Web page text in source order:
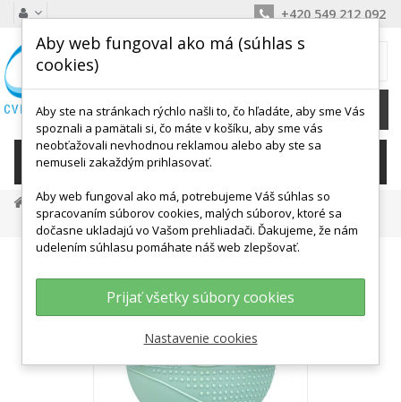
+420 549 212 092
KATEGÓRIE
Posilňovanie A Fitness
Činky A Závažia
Medicinálne Lopty
Toning Ball 1 Kg - 10 Cm
Aby web fungoval ako má (súhlas s
cookies)
Aby ste na stránkach rýchlo našli to, čo hľadáte, aby sme Vás
spoznali a pamätali si, čo máte v košíku, aby sme vás
neobťažovali nevhodnou reklamou alebo aby ste sa
nemuseli zakaždým prihlasovať.
Aby web fungoval ako má, potrebujeme Váš súhlas so
spracovaním súborov cookies, malých súborov, ktoré sa
dočasne ukladajú vo Vašom prehliadači. Ďakujeme, že nám
udelením súhlasu pomáhate náš web zlepšovať.
Prijať všetky súbory cookies
Nastavenie cookies